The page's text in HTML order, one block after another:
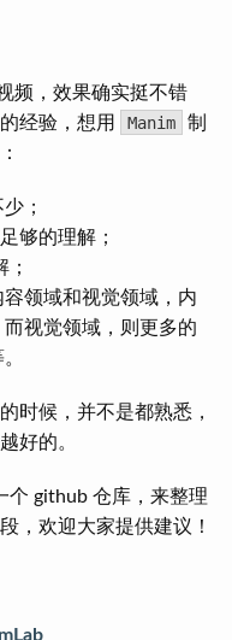
频，效果确实挺不错
经验，想用
Manim
制
；
够的理解；
领域和视觉领域，内
视觉领域，则更多的
时候，并不是都熟悉，
好的。
个 github 仓库，来整理
，欢迎大家提供建议！